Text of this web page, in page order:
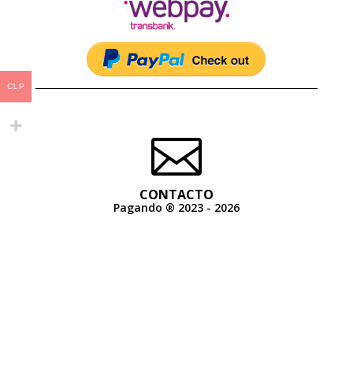

CONTACTO
Pagando ® 2023 - 2026
CLP